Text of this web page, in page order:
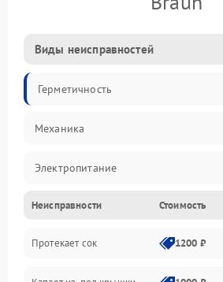
Виды неисправностей
Герметичность
Механика
Электропитание
Производительность
Неисправности Стоимость
Протекает сок 1200 ₽